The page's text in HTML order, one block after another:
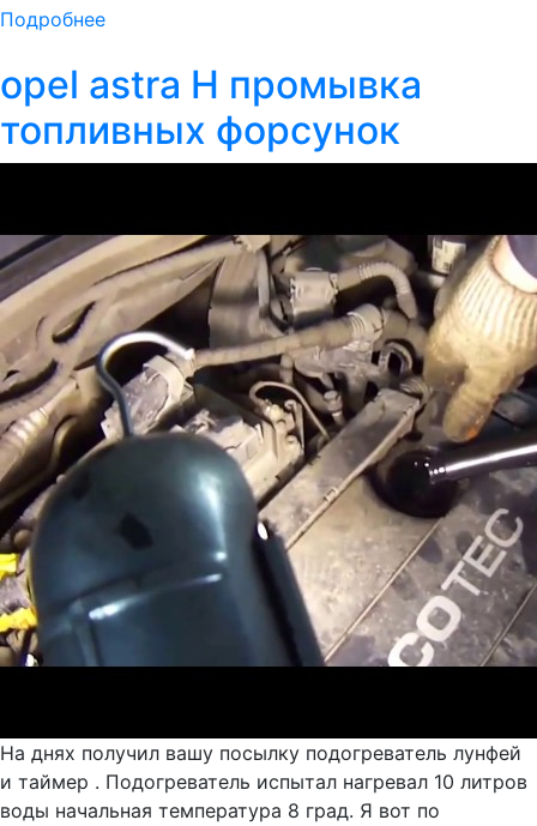
Подробнее
opel astra H промывка
топливных форсунок
На днях получил вашу посылку подогреватель лунфей
и таймер . Подогреватель испытал нагревал 10 литров
воды начальная температура 8 град. Я вот по